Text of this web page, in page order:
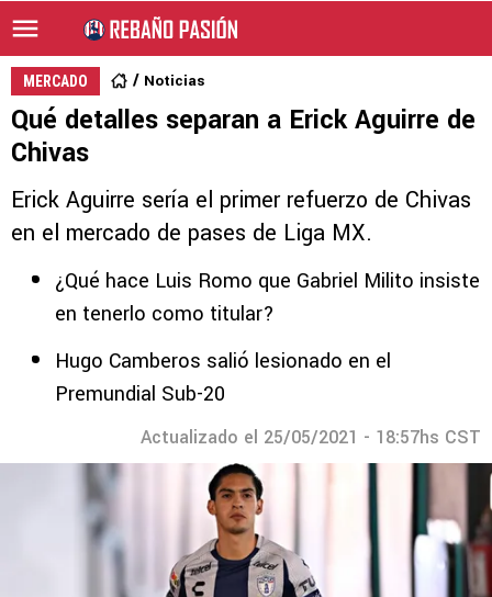
MERCADO Noticias
Qué detalles separan a Erick Aguirre de
Chivas
Erick Aguirre sería el primer refuerzo de Chivas
en el mercado de pases de Liga MX.
¿Qué hace Luis Romo que Gabriel Milito insiste
en tenerlo como titular?
Hugo Camberos salió lesionado en el
Premundial Sub-20
Actualizado el 25/05/2021 - 18:57hs CST